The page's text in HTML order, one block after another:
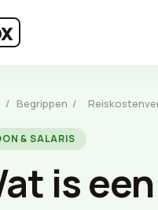
/ Begrippen /
& SALARIS
is een